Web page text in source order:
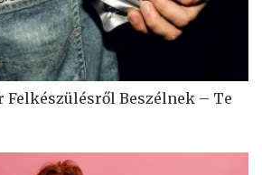
Felkészülésről Beszélnek – Te